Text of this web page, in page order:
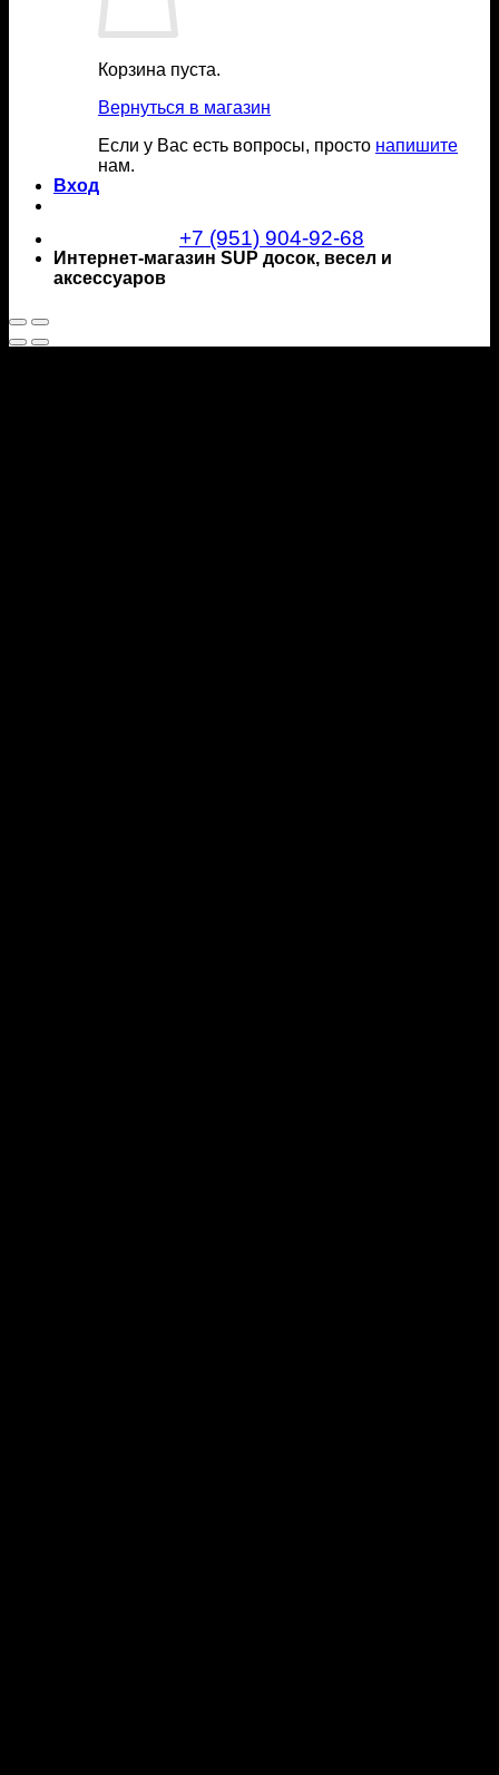
Корзина пуста.
Вернуться в магазин
Если у Вас есть вопросы, просто напишите
нам.
Вход
+7 (951) 904-92-68
Интернет-магазин SUP досок, весел и
аксессуаров